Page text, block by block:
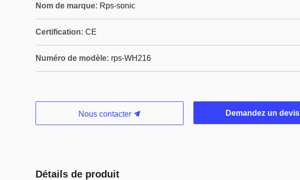
Nom de marque: Rps-sonic
Certification: CE
Numéro de modèle: rps-WH216
Nous contacter Demandez un devis
Détails de produit